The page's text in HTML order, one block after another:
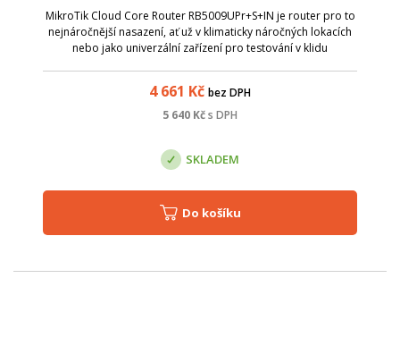
MikroTik Cloud Core Router RB5009UPr+S+IN je router pro to
nejnáročnější nasazení, ať už v klimaticky náročných lokacích
nebo jako univerzální zařízení pro testování v klidu
4 661 Kč bez DPH
5 640 Kčs DPH
SKLADEM
Do košíku